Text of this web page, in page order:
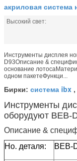
акриловая система
Высокий свет:
Инструменты дисплея
D93Описание &
основание
одном пакетеФункци...
Бирки: система ibx ,
Инструменты
оборудуют BEB-
Описание &
Но. деталя:
BEB-